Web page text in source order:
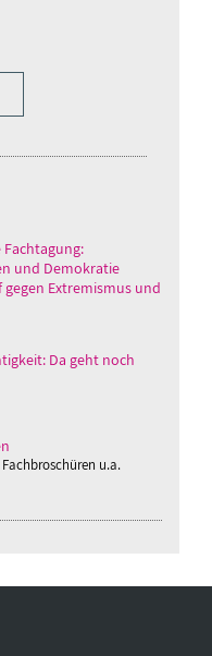
und Demokratie
Extremismus und
Da geht noch
u.a.